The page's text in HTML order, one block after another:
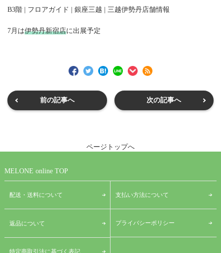
B3階 | フロアガイド | 銀座三越 | 三越伊勢丹店舗情報
7月は伊勢丹新宿店に出展予定
前の記事へ 次の記事へ
ページトップへ
MELONE online TOP
配送・送料について 支払い方法について
返品について プライバシーポリシー
特定商取引法に基づく表記